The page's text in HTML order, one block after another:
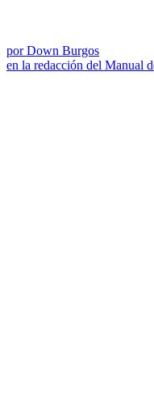
por Down Burgos
en la redacción del Manual